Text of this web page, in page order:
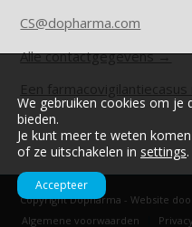
CS@dopharma.com
Alle contactgegevens →
Een
Copyright Dopharma - Website
Algemene voorwaarden
We gebruiken cookies om je
bieden.
Je kunt meer te weten
of ze uitschakelen in settings.
Accepteer